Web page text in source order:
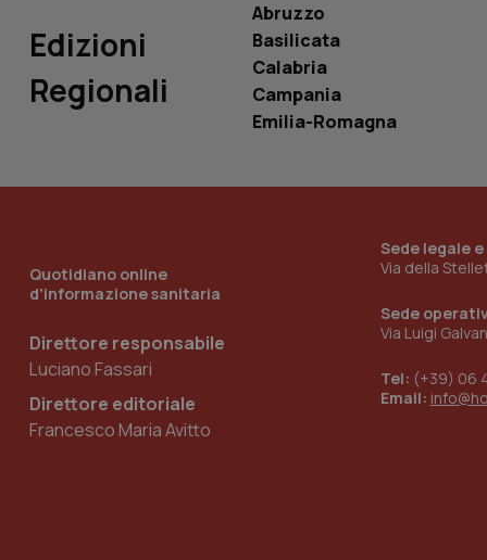
Edizioni
Regionali
Abruzzo
Basilicata
Calabria
Campania
Emilia-Romagna
Quotidiano online
d'informazione sanitaria
Direttore responsabile
Luciano Fassari
Direttore editoriale
Francesco Maria Avitto
Sede legale
Via della
Sede
Via Luigi
Tel: (+39) 06
Email:
__Secure-YNID
__Secure-
ROLLOUT_TOKEN
tracking-sites-
ironfish-tracking-